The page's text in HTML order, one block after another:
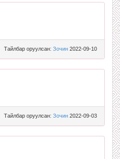
Тайлбар оруулсан: Зочин 2022-09-10
Тайлбар оруулсан: Зочин 2022-09-03